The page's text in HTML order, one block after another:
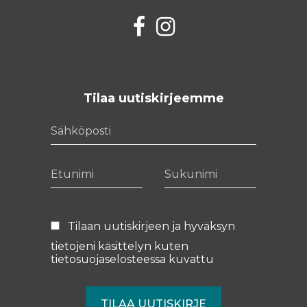
FacebookInstagram
Tilaa uutiskirjeemme
Tilaan uutiskirjeen ja hyväksyn
tietojeni käsittelyn kuten
tietosuojaselosteessa kuvattu